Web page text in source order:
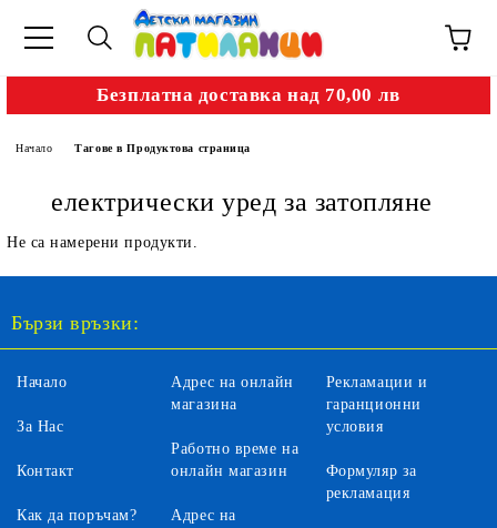
Безплатна доставка над 70,00 лв
Начало Тагове в Продуктова страница
електрически уред за затопляне
Не са намерени продукти.
Бързи връзки:
Начало
За Нас
Контакт
Как да поръчам?
Адрес на онлайн
магазина
Работно време на
онлайн магазин
Адрес на
Рекламации и
гаранционни
условия
Формуляр за
рекламация